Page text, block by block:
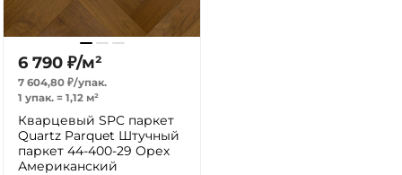
6 790 ₽/м²
7 604,80 ₽/упак.
1 упак. = 1,12 м²
Кварцевый SPC паркет
Quartz Parquet Штучный
паркет 44-400-29 Орех
Американский